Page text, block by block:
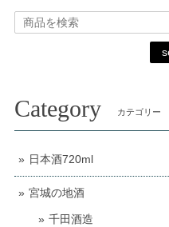
Category カテゴリー
日本酒720ml
宮城の地酒
千田酒造